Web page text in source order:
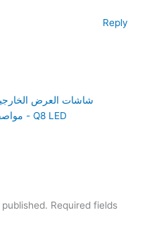
Reply
شاشات العرض
مواصفات بيع تأجير وتوريد بسعر مصنعنا - Q8 LED
Required fields